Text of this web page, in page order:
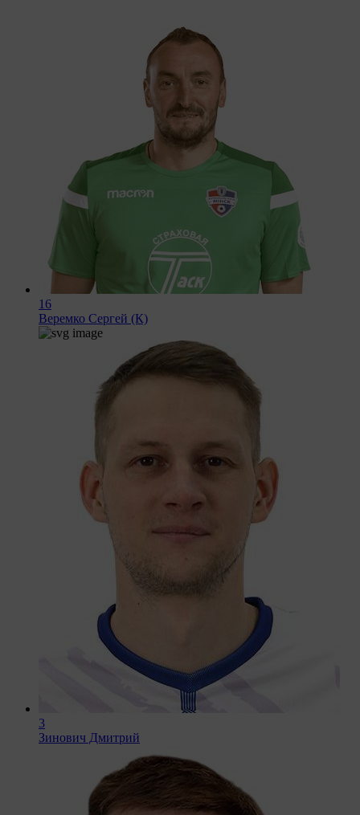
16
Веремко Сергей (К)
3
Зинович Дмитрий